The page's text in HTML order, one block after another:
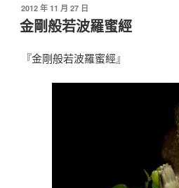
發
佈
於
2012 年 11 月 27 日
金剛般若波羅蜜經
『金剛般若波羅蜜經』